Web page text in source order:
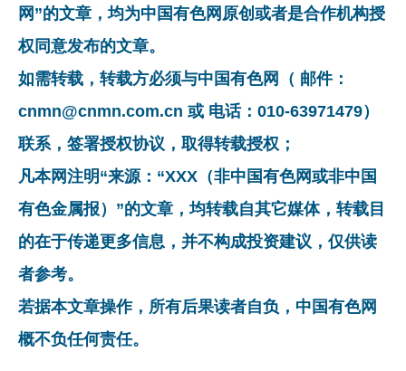
网”的文章，均为中国有色网原创或者是合作机构授
权同意发布的文章。
如需转载，转载方必须与中国有色网（ 邮件：
cnmn@cnmn.com.cn 或 电话：010-63971479）
联系，签署授权协议，取得转载授权；
凡本网注明“来源：“XXX（非中国有色网或非中国
有色金属报）”的文章，均转载自其它媒体，转载目
的在于传递更多信息，并不构成投资建议，仅供读
者参考。
若据本文章操作，所有后果读者自负，中国有色网
概不负任何责任。